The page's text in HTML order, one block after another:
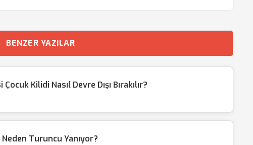
BENZER YAZILAR
Kilidi Nasıl Devre Dışı Bırakılır?
Turuncu Yanıyor?